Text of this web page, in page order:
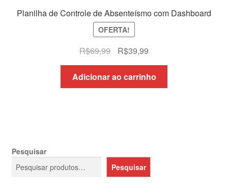
Planilha de Controle de Absenteísmo com Dashboard
OFERTA!
R$69,99
O
preço
original
era:
R$39,99O
preço
atual
é:
Adicionar ao carrinho
Pesquisar
Pesquisar